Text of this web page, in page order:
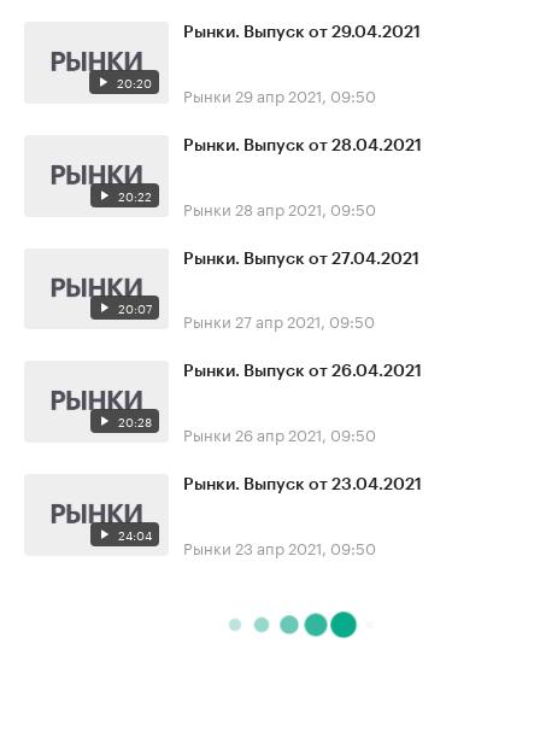
20:20
Рынки. Выпуск от 29.04.2021
Рынки 29 апр 2021, 09:50
20:22
Рынки. Выпуск от 28.04.2021
Рынки 28 апр 2021, 09:50
20:07
Рынки. Выпуск от 27.04.2021
Рынки 27 апр 2021, 09:50
20:28
Рынки. Выпуск от 26.04.2021
Рынки 26 апр 2021, 09:50
24:04
Рынки. Выпуск от 23.04.2021
Рынки 23 апр 2021, 09:50